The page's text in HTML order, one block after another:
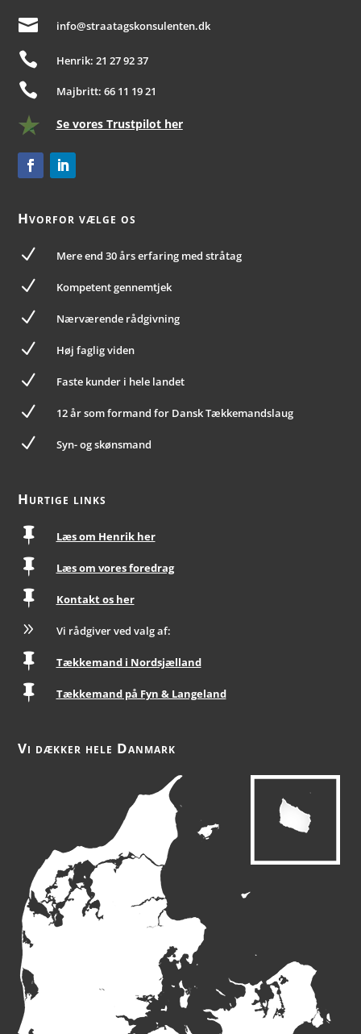
 info@straatagskonsulenten.dk
 Henrik: 21 27 92 37
 Majbritt: 66 11 19 21
Se vores Trustpilot her
Hvorfor vælge os
N Mere end 30 års erfaring med stråtag
N Kompetent gennemtjek
N Nærværende rådgivning
N Høj faglig viden
N Faste kunder i hele landet
N 12 år som formand for Dansk Tækkemandslaug
N Syn- og skønsmand
Hurtige links
 Læs om Henrik her
 Læs om vores foredrag
 Kontakt os her
9 Vi rådgiver ved valg af:
 Tækkemand i Nordsjælland
 Tækkemand på Fyn & Langeland
Vi dækker hele Danmark